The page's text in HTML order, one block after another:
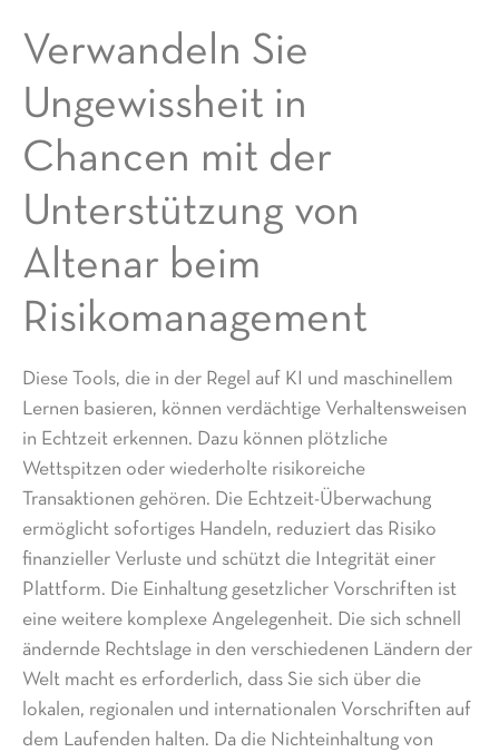
Verwandeln Sie
Ungewissheit in
Chancen mit der
Unterstützung von
Altenar beim
Risikomanagement
Diese Tools, die in der Regel auf KI und maschinellem
Lernen basieren, können verdächtige Verhaltensweisen
in Echtzeit erkennen. Dazu können plötzliche
Wettspitzen oder wiederholte risikoreiche
Transaktionen gehören. Die Echtzeit-Überwachung
ermöglicht sofortiges Handeln, reduziert das Risiko
finanzieller Verluste und schützt die Integrität einer
Plattform. Die Einhaltung gesetzlicher Vorschriften ist
eine weitere komplexe Angelegenheit. Die sich schnell
ändernde Rechtslage in den verschiedenen Ländern der
Welt macht es erforderlich, dass Sie sich über die
lokalen, regionalen und internationalen Vorschriften auf
dem Laufenden halten. Da die Nichteinhaltung von